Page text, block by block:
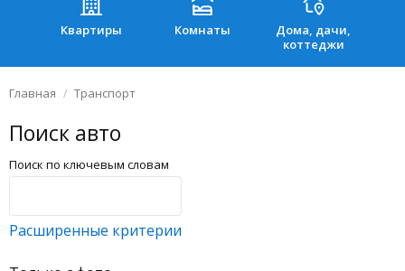
Квартиры Комнаты
Дома, дачи,
коттеджи
Главная Транспорт
Поиск авто
Поиск по ключевым словам
Расширенные критерии